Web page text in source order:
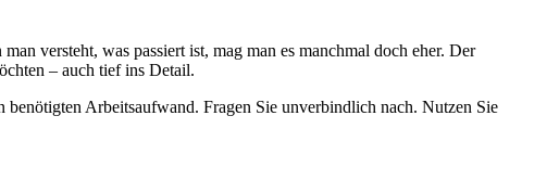
versteht, was passiert ist, mag man es manchmal doch eher. Der
– auch tief ins Detail.
Arbeitsaufwand. Fragen Sie unverbindlich nach. Nutzen Sie